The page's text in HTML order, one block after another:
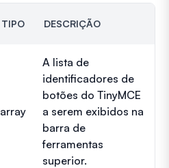
TIPO DESCRIÇÃO
array
A lista de
identificadores de
botões do TinyMCE
a serem exibidos na
barra de
ferramentas
superior.